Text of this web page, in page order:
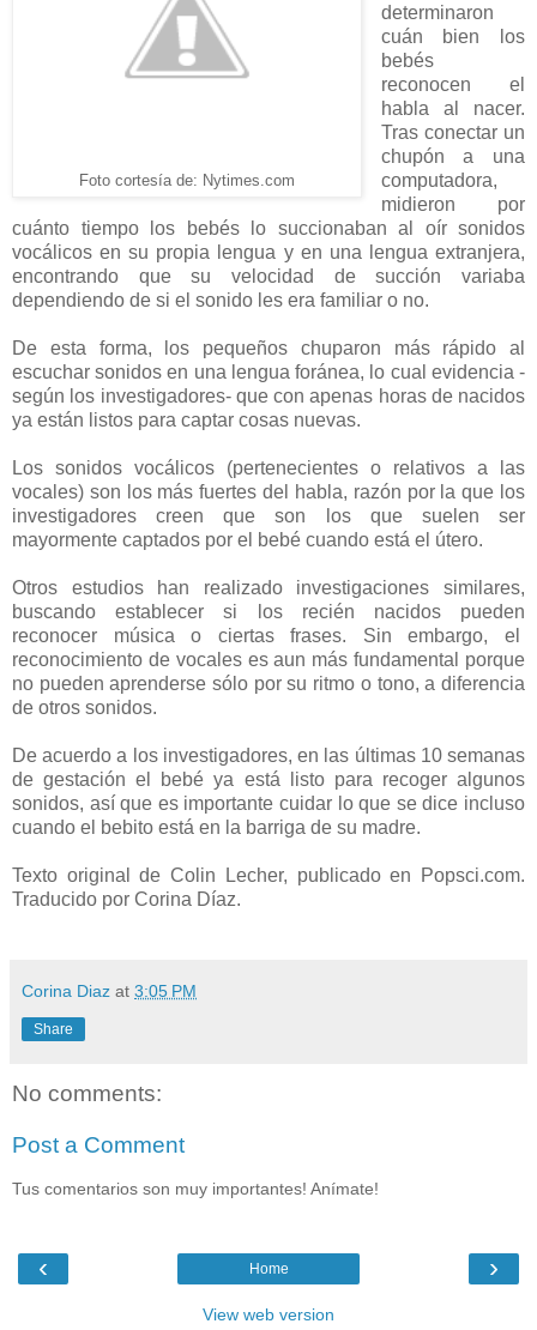
Foto cortesía de: Nytimes.com
determinaron
cuán bien los
bebés
reconocen el
habla al nacer.
Tras conectar un
chupón a una
computadora,
midieron por
cuánto tiempo los bebés lo succionaban al oír sonidos
vocálicos en su propia lengua y en una lengua extranjera,
encontrando que su velocidad de succión variaba
dependiendo de si el sonido les era familiar o no.
De esta forma, los pequeños chuparon más rápido al
escuchar sonidos en una lengua foránea, lo cual evidencia -
según los investigadores- que con apenas horas de nacidos
ya están listos para captar cosas nuevas.
Los sonidos vocálicos (pertenecientes o relativos a las
vocales) son los más fuertes del habla, razón por la que los
investigadores creen que son los que suelen ser
mayormente captados por el bebé cuando está el útero.
Otros estudios han realizado investigaciones similares,
buscando establecer si los recién nacidos pueden
reconocer música o ciertas frases. Sin embargo, el
reconocimiento de vocales es aun más fundamental porque
no pueden aprenderse sólo por su ritmo o tono, a diferencia
de otros sonidos.
De acuerdo a los investigadores, en las últimas 10 semanas
de gestación el bebé ya está listo para recoger algunos
sonidos, así que es importante cuidar lo que se dice incluso
cuando el bebito está en la barriga de su madre.
Texto original de Colin Lecher, publicado en Popsci.com.
Traducido por Corina Díaz.
Corina Diaz at 3:05 PM
Share
No comments:
Post a Comment
Tus comentarios son muy importantes! Anímate!
‹ ›
Home
View web version